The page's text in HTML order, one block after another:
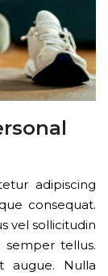
adipiscing
consequat.
vel sollicitudin
semper tellus.
augue. Nulla